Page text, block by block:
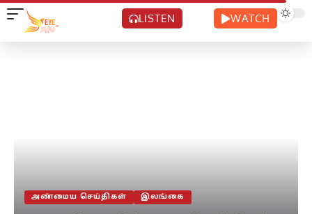
LISTEN WATCH
அண்மைய செய்திகள் இலங்கை